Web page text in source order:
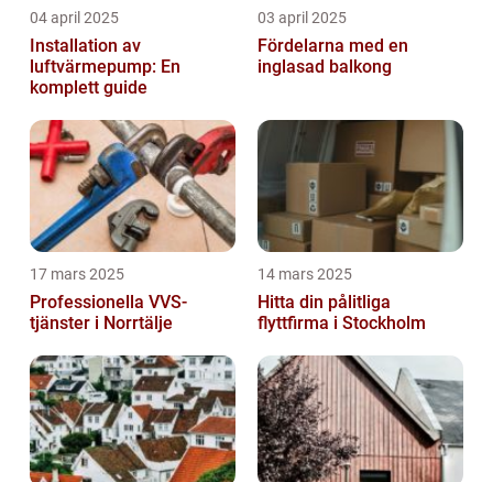
04 april 2025
Installation av
luftvärmepump: En
komplett guide
03 april 2025
Fördelarna med en
inglasad balkong
17 mars 2025
Professionella VVS-
tjänster i Norrtälje
14 mars 2025
Hitta din pålitliga
flyttfirma i Stockholm